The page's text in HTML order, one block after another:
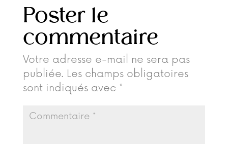
Poster le
commentaire
Votre adresse e-mail ne sera pas
publiée. Les champs obligatoires
sont indiqués avec *